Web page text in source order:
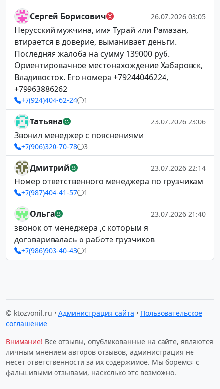
Сергей Борисович 26.07.2026 03:05
Нерусский мужчина, имя Турай или Рамазан,
втирается в доверие, выманивает деньги.
Последняя жалоба на сумму 139000 руб.
Ориентировачное местонахождение Хабаровск,
Владивосток. Его номера +79244046224,
+79963886262
+7(924)404-62-24 1
Татьяна 23.07.2026 23:06
Звонил менеджер с пояснениями
+7(906)320-70-78 3
Дмитрий 23.07.2026 22:14
Номер ответственного менеджера по грузчикам
+7(987)404-41-57 1
Ольга 23.07.2026 21:40
звонок от менеджера ,с которым я
договаривалась о работе грузчиков
+7(986)903-40-43 1
© ktozvonil.ru • Администрация сайта • Пользовательское
соглашение
Внимание! Все отзывы, опубликованные на сайте, являются
личным мнением авторов отзывов, администрация не
несет ответственности за их содержимое. Мы боремся с
фальшивыми отзывами, насколько это возможно.